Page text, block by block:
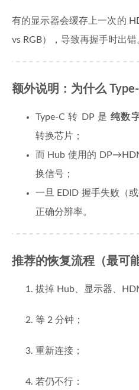
有的显示器会缓存上一次的
vs RGB），导致再握手时出错
额外说明：为什么
Type-C 转 DP 是纯数
转换芯片；
而 Hub 使用的
换信号；
一旦 EDID 握手失败（
正确分辨率。
推荐的恢复流程（最可
拔掉 Hub、显示器、
等 2 分钟；
重新连接；
若仍不行：